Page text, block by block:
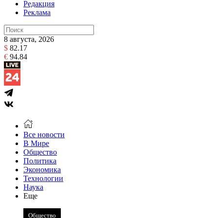
Редакция
Реклама
8 августа, 2026
$ 82.17
€ 94.84
Все новости
В Мире
Общество
Политика
Экономика
Технологии
Наука
Еще
Общество